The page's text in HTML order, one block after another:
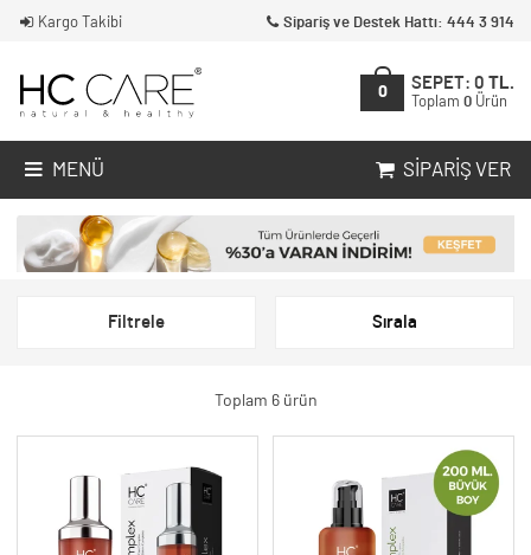
Kargo Takibi Sipariş ve Destek Hattı: 444 3 914
0
SEPET: 0 TL.
Toplam 0 Ürün
MENÜ SIPARIŞ VER
Filtrele Sırala
Toplam 6 ürün